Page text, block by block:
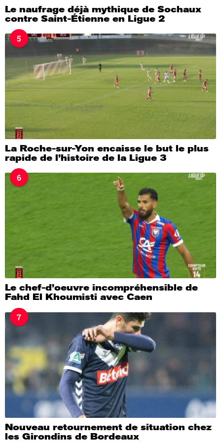
Le naufrage déjà mythique de Sochaux
contre Saint-Étienne en Ligue 2
5
La Roche-sur-Yon encaisse le but le plus
rapide de l’histoire de la Ligue 3
6
Le chef-d’oeuvre incompréhensible de
Fahd El Khoumisti avec Caen
7
Nouveau retournement de situation chez
les Girondins de Bordeaux